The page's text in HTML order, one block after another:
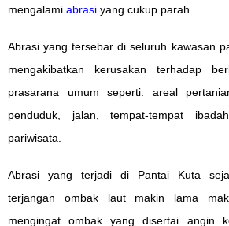
mengalami abrasi yang cukup parah.
Abrasi yang tersebar di seluruh kawasan
mengakibatkan kerusakan terhadap
prasarana umum seperti: areal
penduduk, jalan, tempat-tempat
pariwisata.
Abrasi yang terjadi di Pantai Kuta
terjangan ombak laut makin lama
mengingat ombak yang disertai angin